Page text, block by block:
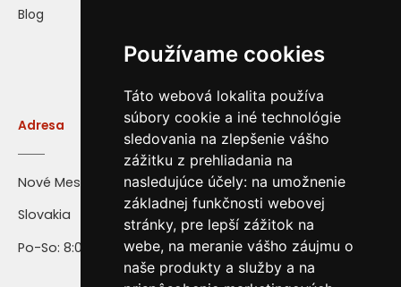
Používame cookies
Táto webová lokalita používa
súbory cookie a iné technológie
sledovania na zlepšenie vášho
zážitku z prehliadania na
nasledujúce účely: na umožnenie
základnej funkčnosti webovej
stránky, pre lepší zážitok na
webe, na meranie vášho záujmu o
naše produkty a služby a na
Blog
Adresa
Nové Mesto nad Váhom
Slovakia
Po-So: 8:00 - 16:00